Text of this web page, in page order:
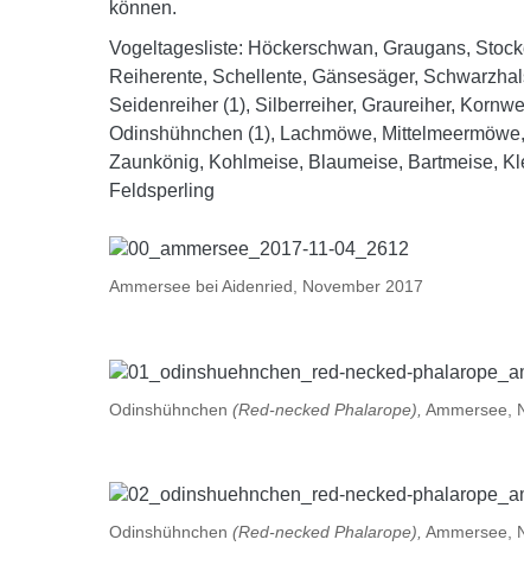
können.
Vogeltagesliste: Höckerschwan, Graugans,
Reiherente, Schellente, Gänsesäger,
Seidenreiher (1), Silberreiher, Graureiher,
Odinshühnchen (1), Lachmöwe,
Zaunkönig, Kohlmeise, Blaumeise, Bartmeise,
Feldsperling
Ammersee bei Aidenried, November 2017
Odinshühnchen (Red-necked Phalarope), Ammersee,
Odinshühnchen (Red-necked Phalarope), Ammersee,